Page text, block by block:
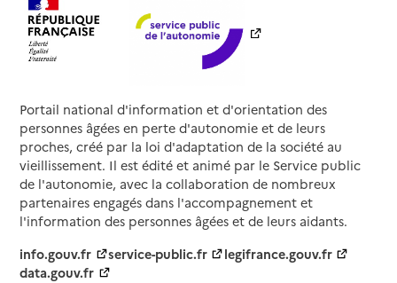
Portail national d'information et d'orientation des
personnes âgées en perte d'autonomie et de leurs
proches, créé par la loi d'adaptation de la société au
vieillissement. Il est édité et animé par le Service public
de l'autonomie, avec la collaboration de nombreux
partenaires engagés dans l'accompagnement et
l'information des personnes âgées et de leurs aidants.
info.gouv.fr
service-public.fr
legifrance.gouv.fr
data.gouv.fr